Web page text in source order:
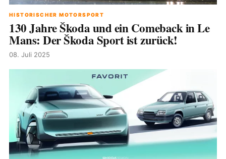
HISTORISCHER MOTORSPORT
130 Jahre Škoda und ein Comeback in Le
Mans: Der Škoda Sport ist zurück!
08. Juli 2025